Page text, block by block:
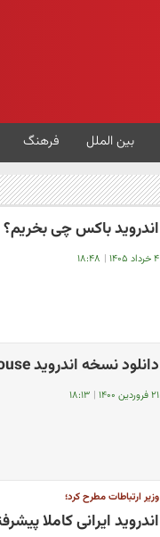
بین الملل فرهنگ
اندروید باکس چی بخریم؟ معرفی ۶ مدل
۴ خرداد ۱۴۰۵ | ۱۸:۴۸
دانلود نسخه اندروید Clubhouse / چطوری کلاب هاوس نصب کنیم؟
۲۱ فروردین ۱۴۰۰ | ۱۸:۱۳
وزیر ارتباطات مطرح کرد؛
اندروید ایرانی کاملا